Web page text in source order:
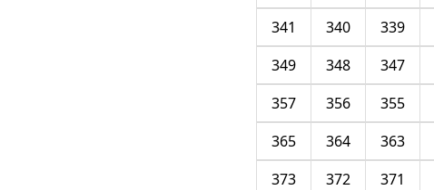
339
340
341
347
348
349
355
356
357
363
364
365
371
372
373